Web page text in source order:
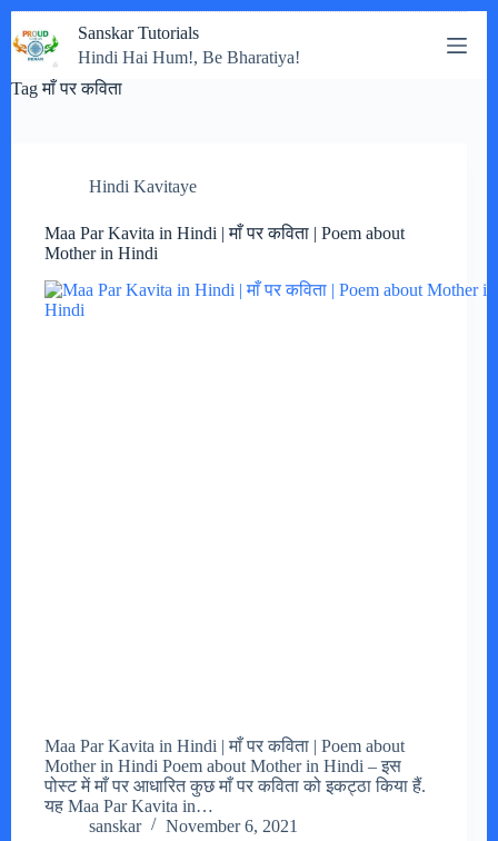
to
content
Sanskar Tutorials
Hindi Hai Hum!, Be Bharatiya!
Tagमाँ पर कविता
Hindi Kavitaye
Maa Par Kavita in Hindi | माँ पर कविता | Poem about
Mother in Hindi
Maa Par Kavita in Hindi | माँ पर कविता | Poem about
Mother in Hindi Poem about Mother in Hindi – इस
पोस्ट में माँ पर आधारित कुछ माँ पर कविता को इकट्ठा किया हैं.
यह Maa Par Kavita in…
sanskar
November 6, 2021